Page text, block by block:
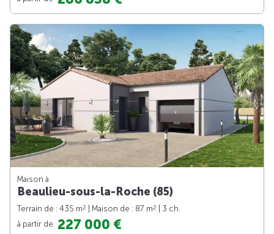
Maison à
Beaulieu-sous-la-Roche (85)
Terrain de : 435 m2 | Maison de : 87 m2
| 3 ch.
à partir de 227 000 €